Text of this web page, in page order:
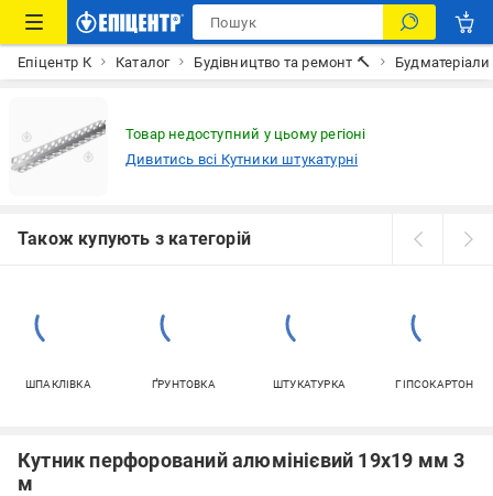
Епіцентр К Каталог Будівництво та ремонт 🔨 Будматеріали
Товар недоступний у цьому регіоні
Дивитись всі Кутники штукатурні
Також купують з категорій
ШПАКЛІВКА ҐРУНТОВКА ШТУКАТУРКА ГІПСОКАРТОН
Кутник перфорований алюмінієвий 19х19 мм 3
м